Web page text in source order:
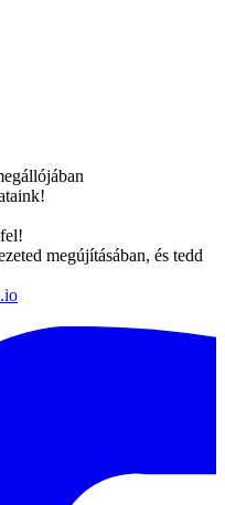
taink!
megújításában, és tedd